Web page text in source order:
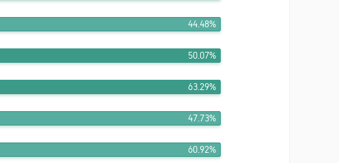
44.48%
50.07%
63.29%
47.73%
60.92%